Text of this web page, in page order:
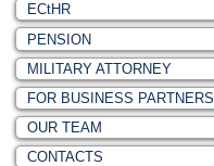
ECtHR
PENSION
MILITARY ATTORNEY
FOR BUSINESS PARTNERS
OUR TEAM
CONTACTS